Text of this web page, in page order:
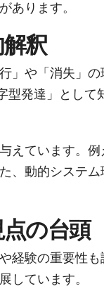
あります。
釈
」や「消失」
型発達」として
えています。
、動的システ
の台頭
経験の重要性
しています。